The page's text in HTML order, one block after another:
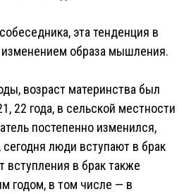
эта тенденция в
образа мышления.
возраст материнства был
22 года, в сельской местности
постепенно изменился,
люди вступают в брак
вступления в брак также
годом, в том числе — в